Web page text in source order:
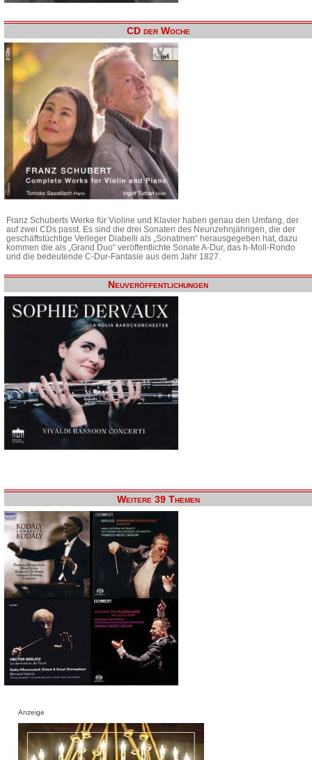
CD der Woche
Franz Schuberts Werke für Violine und Klavier haben genau den Umfang, der
auf zwei CDs passt. Es sind die drei Sonaten des Neunzehnjährigen, die der
geschäftstüchtige Verleger Diabelli als „Sonatinen“ herausgegeben hat, dazu
kommen die als „Grand Duo“ veröffentlichte Sonate A-Dur, das h-Moll-Rondo
und die bedeutende C-Dur-Fantasie aus dem Jahr 1827.
Neuveröffentlichungen
Weitere 39 Themen
Anzeige